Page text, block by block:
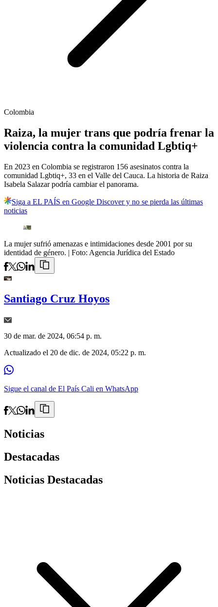
Colombia
Raiza, la mujer trans que podría frenar la
violencia contra la comunidad Lgbtiq+
En 2023 en Colombia se registraron 156 asesinatos contra la
comunidad Lgbtiq+, 33 en el Valle del Cauca. La historia de Raiza
Isabela Salazar podría cambiar el panorama.
Siga a EL PAÍS en Google Discover y no se pierda las últimas
noticias
La mujer sufrió amenazas e intimidaciones desde 2001 por su
identidad de género. | Foto: Agencia Jurídica del Estado
Santiago Cruz Hoyos
30 de mar. de 2024, 06:54 p. m.
Actualizado el 20 de dic. de 2024, 05:22 p. m.
Sigue el canal de El País Cali en WhatsApp
Noticias
Destacadas
Noticias Destacadas